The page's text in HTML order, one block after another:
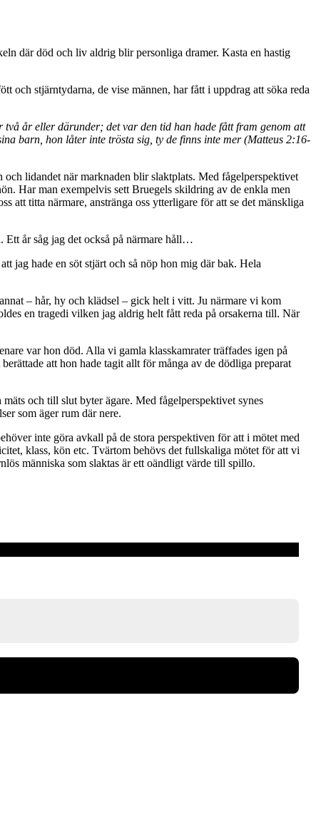
där död och liv aldrig blir personliga dramer. Kasta en hastig
och stjärntydarna, de vise männen, har fått i uppdrag att söka reda
år eller därunder; det var den tid han hade fått fram genom att
barn, hon låter inte trösta sig, ty de finns inte mer (Matteus 2:16-
lidandet när marknaden blir slaktplats. Med fågelperspektivet
Har man exempelvis sett Bruegels skildring av de enkla men
att titta närmare, anstränga oss ytterligare för att se det mänskliga
Ett år såg jag det också på närmare håll…
jag hade en söt stjärt och så nöp hon mig där bak. Hela
– hår, hy och klädsel – gick helt i vitt. Ju närmare vi kom
en tragedi vilken jag aldrig helt fått reda på orsakerna till. När
var hon död. Alla vi gamla klasskamrater träffades igen på
att hon hade tagit allt för många av de dödliga preparat
och till slut byter ägare. Med fågelperspektivet synes
som äger rum där nere.
inte göra avkall på de stora perspektiven för att i mötet med
klass, kön etc. Tvärtom behövs det fullskaliga mötet för att vi
människa som slaktas är ett oändligt värde till spillo.